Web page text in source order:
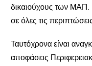
δικαιούχους των ΜΑΠ.
σε όλες τις
Ταυτόχρονα είναι
αποφάσεις